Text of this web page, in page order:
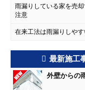
雨漏りしている家を売
注意
在来工法は雨漏りしやす
最新施工
外壁からの